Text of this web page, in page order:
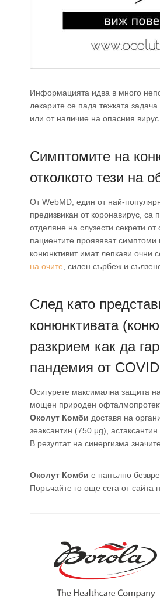
Информацията идва в много
лекарите се пада тежката
или от наличие на опасния
Симптомите на
отколкото тези на
От WebMD, един от най-
предизвикан от коронавирус, са
отделяне на слузести секрети
пациентите проявяват
конюнктивит имат лепкави очни
на очите, силен сърбеж и
След като
конюнктивата
разкрием как да
пандемия от
Осигурете максимална защита
мощен природен
Околут Комби доставя на
зеаксантин (750 μg),
В резултат на синергизма
Околут Комби е напълно
Поръчайте го още сега от